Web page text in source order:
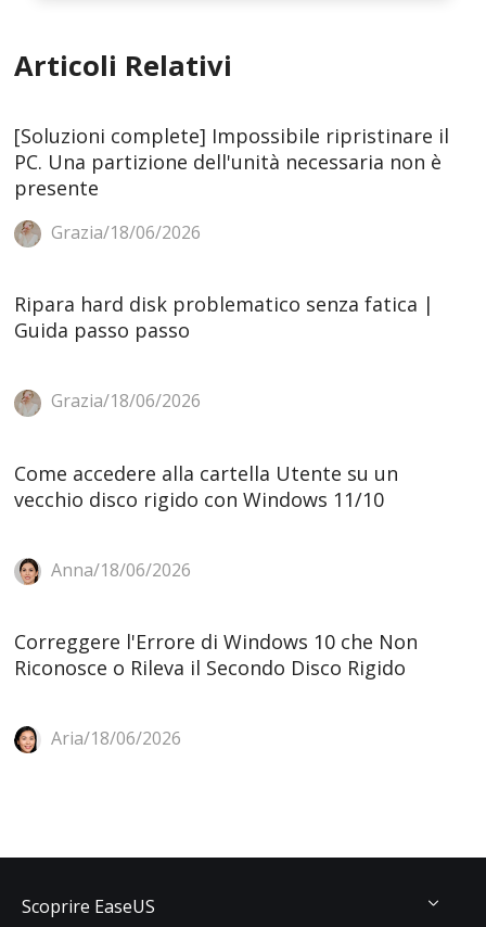
Articoli Relativi
[Soluzioni complete] Impossibile ripristinare il
PC. Una partizione dell'unità necessaria non è
presente
Grazia/18/06/2026
Ripara hard disk problematico senza fatica |
Guida passo passo
Grazia/18/06/2026
Come accedere alla cartella Utente su un
vecchio disco rigido con Windows 11/10
Anna/18/06/2026
Correggere l'Errore di Windows 10 che Non
Riconosce o Rileva il Secondo Disco Rigido
Aria/18/06/2026
Scoprire EaseUS